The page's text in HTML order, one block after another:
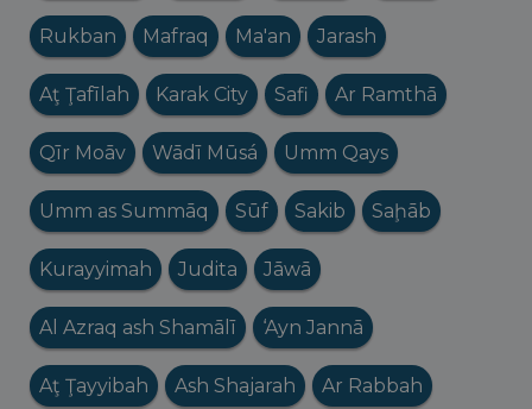
Rukban Mafraq Ma'an Jarash
Aţ Ţafīlah Karak City Safi Ar Ramthā
Qīr Moāv Wādī Mūsá Umm Qays
Umm as Summāq Sūf Sakib Saḩāb
Kurayyimah Judita Jāwā
Al Azraq ash Shamālī ‘Ayn Jannā
Aţ Ţayyibah Ash Shajarah Ar Rabbah